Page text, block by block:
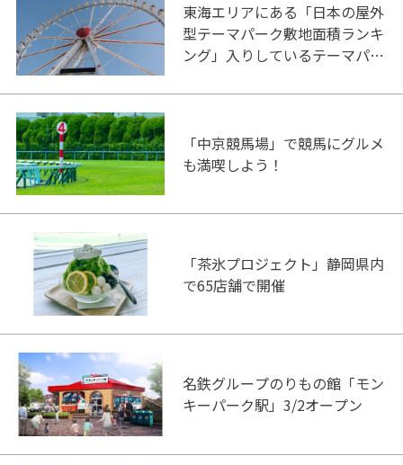
東海エリアにある「日本の屋外
型テーマパーク敷地面積ランキ
ング」入りしているテーマパー
「中京競馬場」で競馬にグルメ
も満喫しよう！
「茶氷プロジェクト」静岡県内
で65店舗で開催
名鉄グループのりもの館「モン
キーパーク駅」3/2オープン